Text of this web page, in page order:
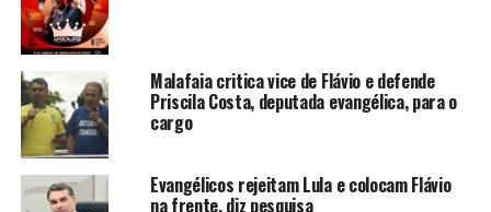
Malafaia critica vice de Flávio e defende
Priscila Costa, deputada evangélica, para o
cargo
Evangélicos rejeitam Lula e colocam Flávio
na frente, diz pesquisa